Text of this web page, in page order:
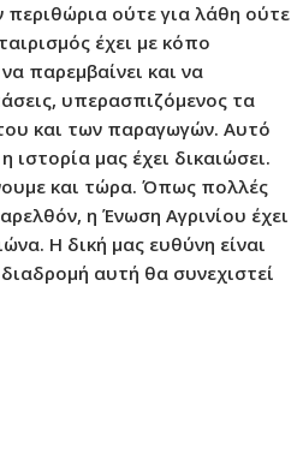
ούτε για λάθη ούτε
έχει με κόπο
παρεμβαίνει και να
υπερασπιζόμενος τα
και των παραγωγών. Αυτό
ιστορία μας έχει δικαιώσει.
και τώρα. Όπως πολλές
η Ένωση Αγρινίου έχει
Η δική μας ευθύνη είναι
αυτή θα συνεχιστεί